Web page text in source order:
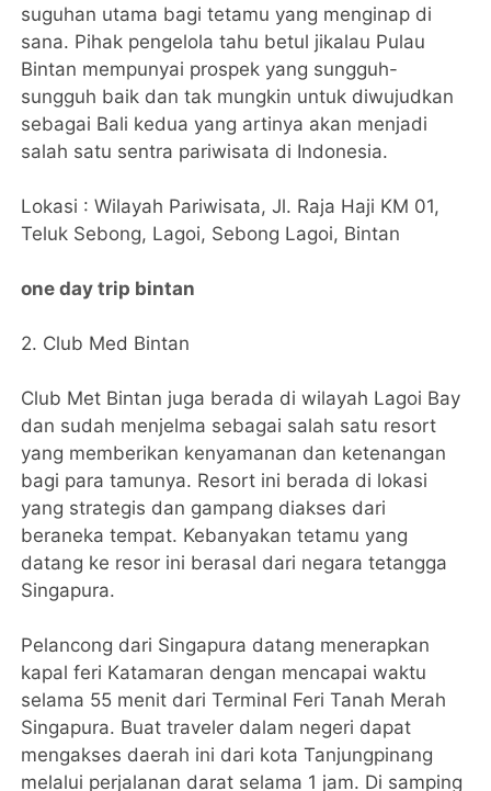
suguhan utama bagi tetamu yang menginap di
sana. Pihak pengelola tahu betul jikalau Pulau
Bintan mempunyai prospek yang sungguh-
sungguh baik dan tak mungkin untuk diwujudkan
sebagai Bali kedua yang artinya akan menjadi
salah satu sentra pariwisata di Indonesia.
Lokasi : Wilayah Pariwisata, Jl. Raja Haji KM 01,
Teluk Sebong, Lagoi, Sebong Lagoi, Bintan
one day trip bintan
2. Club Med Bintan
Club Met Bintan juga berada di wilayah Lagoi Bay
dan sudah menjelma sebagai salah satu resort
yang memberikan kenyamanan dan ketenangan
bagi para tamunya. Resort ini berada di lokasi
yang strategis dan gampang diakses dari
beraneka tempat. Kebanyakan tetamu yang
datang ke resor ini berasal dari negara tetangga
Singapura.
Pelancong dari Singapura datang menerapkan
kapal feri Katamaran dengan mencapai waktu
selama 55 menit dari Terminal Feri Tanah Merah
Singapura. Buat traveler dalam negeri dapat
mengakses daerah ini dari kota Tanjungpinang
melalui perjalanan darat selama 1 jam. Di samping